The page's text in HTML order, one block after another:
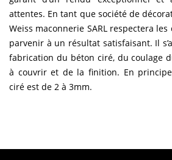
attentes. En tant que société de
Weiss maconnerie SARL respectera
parvenir à un résultat satisfaisant. Il
fabrication du béton ciré, du coulage
à couvrir et de la finition. En
ciré est de 2 à 3mm.